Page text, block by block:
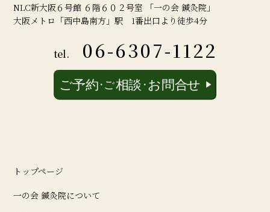
NLC新大阪６号館 ６階６０２号室 「一の会 鍼灸院」
大阪メトロ「西中島南方」駅 1番出口より徒歩4分
tel. 06-6307-1122
トップページ
一の会 鍼灸院について